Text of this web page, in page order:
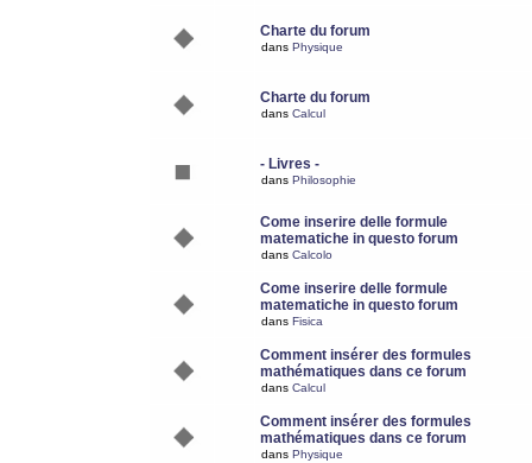
Charte du forum
dans Physique
Charte du forum
dans Calcul
- Livres -
dans Philosophie
Come inserire delle formule
matematiche in questo forum
dans Calcolo
Come inserire delle formule
matematiche in questo forum
dans Fisica
Comment insérer des formules
mathématiques dans ce forum
dans Calcul
Comment insérer des formules
mathématiques dans ce forum
dans Physique